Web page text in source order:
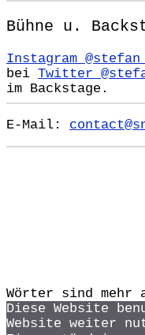
Bühne u.
Instagram
bei Twitter
im Backstage.
E-Mail:
Wörter sind mehr
Diese Website
Website weiter